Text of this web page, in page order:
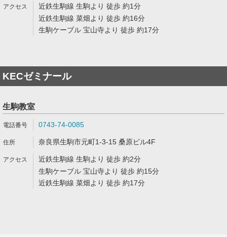
近鉄生駒線 生駒より 徒歩 約1分
近鉄生駒線 菜畑より 徒歩 約16分
生駒ケーブル 宝山寺より 徒歩 約17分
KECゼミナール
生駒教室
0743-74-0085
奈良県生駒市元町1-3-15 桑原ビル4F
近鉄生駒線 生駒より 徒歩 約2分
生駒ケーブル 宝山寺より 徒歩 約15分
近鉄生駒線 菜畑より 徒歩 約17分